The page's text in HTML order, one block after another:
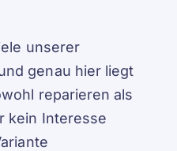
unserer
genau hier liegt
reparieren als
kein Interesse